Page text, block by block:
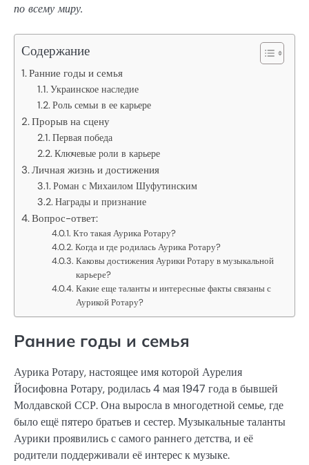
по всему миру.
Содержание
Ранние годы и семья
Украинское наследие
Роль семьи в ее карьере
Прорыв на сцену
Первая победа
Ключевые роли в карьере
Личная жизнь и достижения
Роман с Михаилом Шуфутинским
Награды и признание
Вопрос-ответ:
Кто такая Аурика Ротару?
Когда и где родилась Аурика Ротару?
Каковы достижения Аурики Ротару в музыкальной
карьере?
Какие еще таланты и интересные факты связаны с
Аурикой Ротару?
Ранние годы и семья
Аурика Ротару, настоящее имя которой Аурелия
Йосифовна Ротару, родилась 4 мая 1947 года в бывшей
Молдавской ССР. Она выросла в многодетной семье, где
было ещё пятеро братьев и сестер. Музыкальные таланты
Аурики проявились с самого раннего детства, и её
родители поддерживали её интерес к музыке.